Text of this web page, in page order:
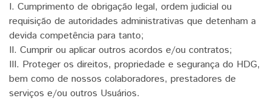
I. Cumprimento de obrigação legal, ordem judicial ou
requisição de autoridades administrativas que detenham a
devida competência para tanto;
II. Cumprir ou aplicar outros acordos e/ou contratos;
III. Proteger os direitos, propriedade e segurança do HDG,
bem como de nossos colaboradores, prestadores de
serviços e/ou outros Usuários.